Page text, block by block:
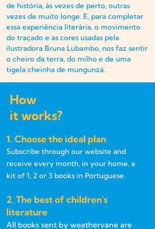
de história, às vezes de perto, outras
vezes de muito longe. E, para completar
essa experiência literária, o movimento
do traçado e as cores usadas pela
ilustradora Bruna Lubambo, nos faz sentir
o cheiro da terra, do milho e de uma
tigela cheinha de mungunzá.
How
it works?
1. Choose the ideal plan
Subscribe through our website and
receive every month, in your home, a
kit of 1, 2 or 3 books in Portuguese.
2. The best of children's
literature
All books sent by weathervane are